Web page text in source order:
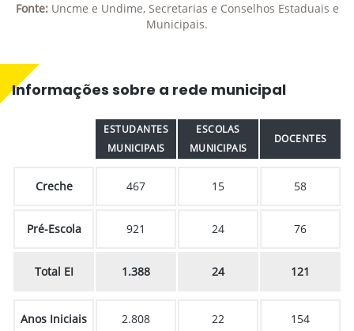
Fonte:Uncme e Undime, Secretarias e Conselhos Estaduais e
Municipais.
Informações sobre a rede municipal
ESTUDANTES
MUNICIPAIS
ESCOLAS
MUNICIPAIS
DOCENTES
Creche 467 15 58
Pré-Escola 921 24 76
Total EI 1.388 24 121
Anos Iniciais 2.808 22 154